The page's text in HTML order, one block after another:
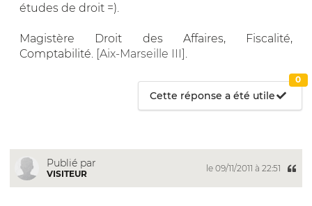
études de droit =)
Magistère Droit des Affaires, Fiscalité,
Comptabilité . [Aix-Marseille III].
Cette réponse a été utile
0
Publié par
VISITEUR
le 09/11/2011 à 22:51